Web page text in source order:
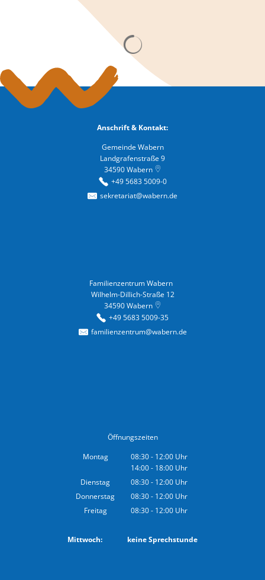
Anschrift & Kontakt:
Gemeinde Wabern
Landgrafenstraße 9
34590 Wabern
+49 5683 5009-0
sekretariat@wabern.de
Familienzentrum Wabern
Wilhelm-Dillich-Straße 12
34590 Wabern
+49 5683 5009-35
familienzentrum@wabern.de
Öffnungszeiten
Montag
08:30- 12:00 Uhr
Von 08:30 bis 12:00 Uhr
14:00- 18:00 Uhr
Von 14:00 bis 18:00 Uhr
Dienstag 08:30- 12:00 Uhr
Von 08:30 bis 12:00 Uhr
Donnerstag 08:30- 12:00 Uhr
Von 08:30 bis 12:00 Uhr
Freitag 08:30- 12:00 Uhr
Mittwoch: keine Sprechstunde